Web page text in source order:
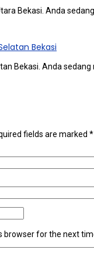
Bekasi. Anda
Bekasi
Bekasi. Anda
fields are marked *
browser for the next